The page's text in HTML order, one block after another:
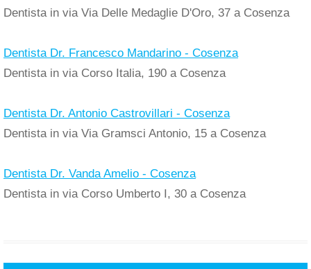
Dentista in via Via Delle Medaglie D'Oro, 37 a Cosenza
Dentista Dr. Francesco Mandarino - Cosenza
Dentista in via Corso Italia, 190 a Cosenza
Dentista Dr. Antonio Castrovillari - Cosenza
Dentista in via Via Gramsci Antonio, 15 a Cosenza
Dentista Dr. Vanda Amelio - Cosenza
Dentista in via Corso Umberto I, 30 a Cosenza